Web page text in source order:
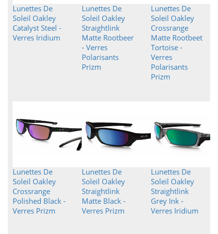
Lunettes De
Soleil Oakley
Catalyst Steel -
Verres Iridium
Lunettes De
Soleil Oakley
Straightlink
Matte Rootbeer
- Verres
Polarisants
Prizm
Lunettes De
Soleil Oakley
Crossrange
Matte Rootbeet
Tortoise -
Verres
Polarisants
Prizm
Lunettes De
Soleil Oakley
Crossrange
Polished Black -
Verres Prizm
Lunettes De
Soleil Oakley
Straightlink
Matte Black -
Verres Prizm
Lunettes De
Soleil Oakley
Straightlink
Grey Ink -
Verres Iridium